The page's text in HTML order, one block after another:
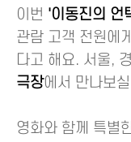
이번 '이동진의 언
관람 고객 전원에
다고 해요. 서울,
극장에서 만나보
영화와 함께 특별